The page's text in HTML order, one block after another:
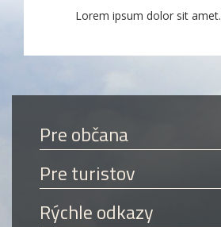
Lorem ipsum dolor sit amet.
Pre občana
Pre turistov
Rýchle odkazy